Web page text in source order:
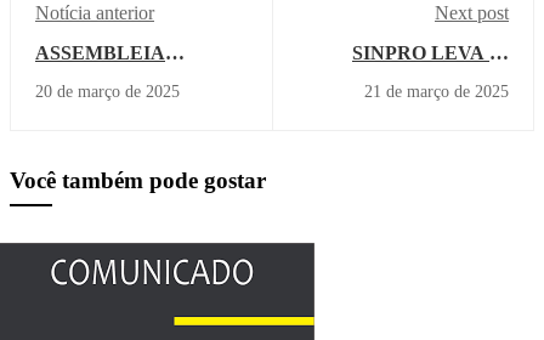
Notícia anterior
ASSEMBLEIA
SINPRO APROVA
20 de março de 2025
Next post
SINPRO LEVA 42
CAMAROTE DA
21 de março de 2025
Você também pode gostar